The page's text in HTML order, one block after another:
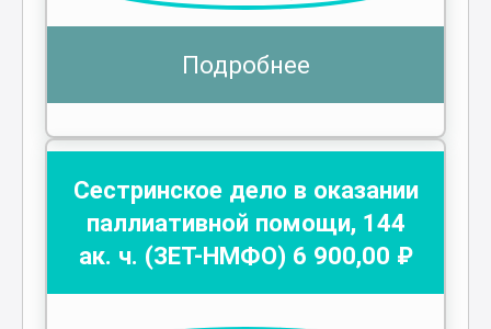
Подробнее
Сестринское дело в оказании
паллиативной помощи, 144
ак. ч. (ЗЕТ-НМФО) 6 900,00 ₽